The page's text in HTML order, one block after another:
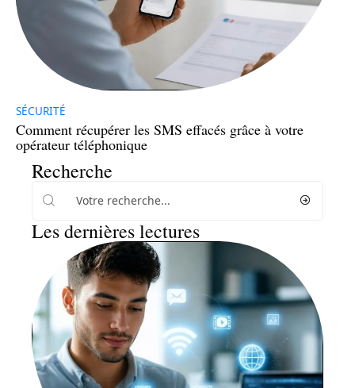
SÉCURITÉ
Comment récupérer les SMS effacés grâce à votre
opérateur téléphonique
Recherche
Les dernières lectures